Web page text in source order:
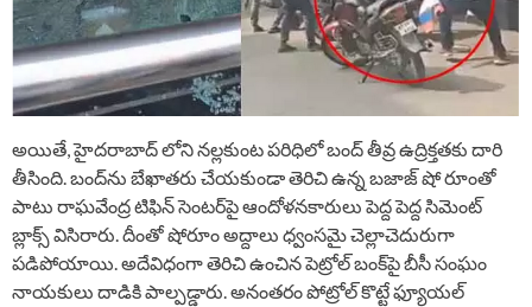
అయితే, హైదరాబాద్‌ లోని నల్లకుంట పరిధిలో బంద్ తీవ్ర ఉద్రిక్తతకు దారి
తీసింది. బంద్‌ను బేఖాతరు చేయకుండా తెరిచి ఉన్న బజాజ్ షో‌ రూంతో
పాటు రాఘవేంద్ర టిఫిన్ సెంటర్‌పై ఆందోళనకారులు పెద్ద పెద్ద సిమెంట్
బ్లాక్స్ విసిరారు. దీంతో షోరూం అద్దాలు ధ్వంసమై చెల్లాచెదురుగా
పడిపోయాయి. అదేవిధంగా తెరిచి ఉంచిన పెట్రోల్ బంక్‌పై బీసీ సంఘం
నాయకులు దాడికి పాల్పడ్డారు. అనంతరం పోట్రోల్ కొట్టే ఫ్యూయల్